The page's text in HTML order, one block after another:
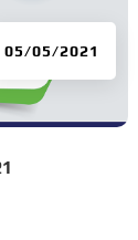
05/05/2021